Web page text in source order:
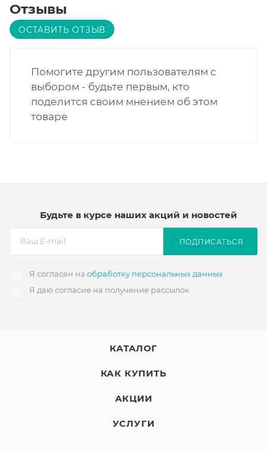
Отзывы
ОСТАВИТЬ ОТЗЫВ
Помогите другим пользователям с
выбором - будьте первым, кто
поделится своим мнением об этом
товаре
Будьте в курсе наших акций и новостей
Я согласен на обработку персональных данных
Я даю согласие на получение рассылок
ПОДПИСАТЬСЯ
КАТАЛОГ
КАК КУПИТЬ
АКЦИИ
УСЛУГИ